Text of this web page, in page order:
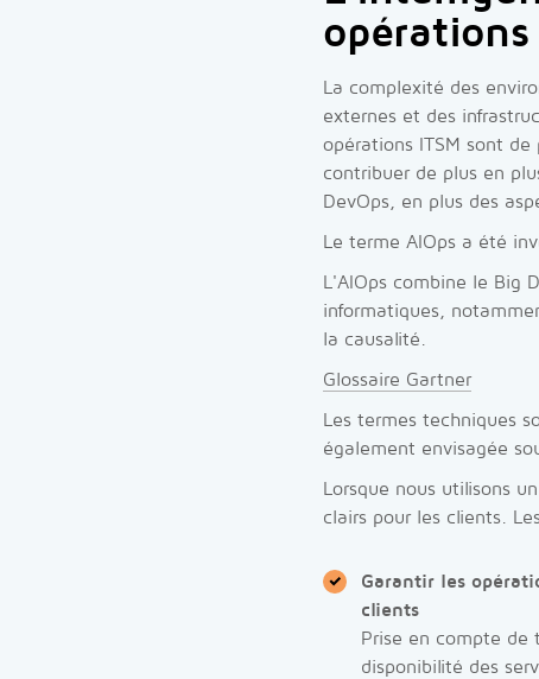
La complexité des
externes et des
opérations ITSM sont
contribuer de plus en
DevOps, en plus des
Le terme AIOps a été
L'AIOps combine le Big
informatiques,
la causalité.
Glossaire Gartner
Les termes techniques
également envisagée
Lorsque nous utilisons
clairs pour les clients.
Garantir les
clients
Prise en compte de
disponibilité des